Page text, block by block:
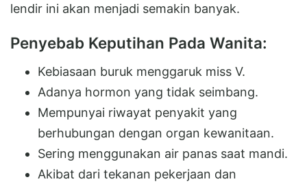
lendir ini akan menjadi semakin banyak.
Penyebab Keputihan Pada Wanita:
Kebiasaan buruk menggaruk miss V.
Adanya hormon yang tidak seimbang.
Mempunyai riwayat penyakit yang
berhubungan dengan organ kewanitaan.
Sering menggunakan air panas saat mandi.
Akibat dari tekanan pekerjaan dan